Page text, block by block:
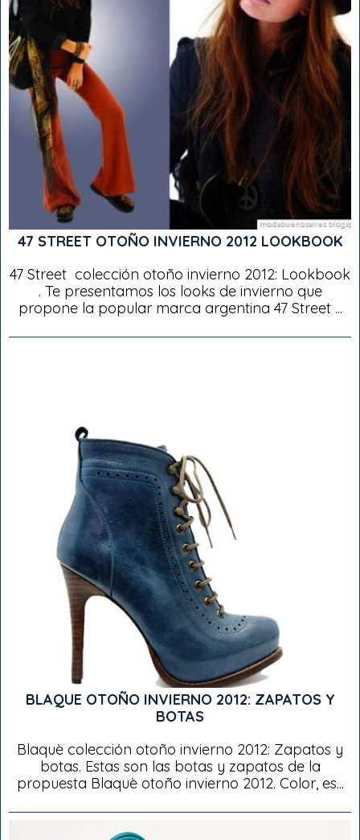
47 STREET OTOÑO INVIERNO 2012 LOOKBOOK
47 Street colección otoño invierno 2012: Lookbook
. Te presentamos los looks de invierno que
propone la popular marca argentina 47 Street ...
BLAQUE OTOÑO INVIERNO 2012: ZAPATOS Y
BOTAS
Blaquè colección otoño invierno 2012: Zapatos y
botas. Estas son las botas y zapatos de la
propuesta Blaquè otoño invierno 2012. Color, es...